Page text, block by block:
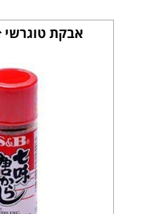
אבקת טוגרשי 图格拉西粉